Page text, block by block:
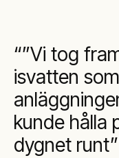
”Vi tog
isvatten
kunde hålla
dygnet runt”